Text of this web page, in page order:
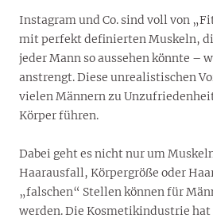
Instagram und Co. sind voll von
mit perfekt definierten Muskeln,
jeder Mann so aussehen könnte –
anstrengt. Diese unrealistischen
vielen Männern zu
Körper führen.
Dabei geht es nicht nur um
Haarausfall, Körpergröße oder
„falschen“ Stellen können für
werden. Die Kosmetikindustrie